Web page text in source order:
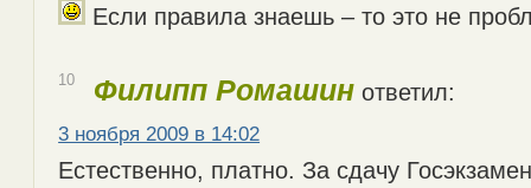
Если правила знаешь – то это не
10 Филипп Ромашин ответил:
3 ноября 2009 в 14:02
Естественно, платно. За сдачу